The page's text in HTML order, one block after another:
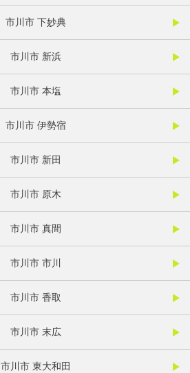
市川市 下妙典
市川市 新浜
市川市 本塩
市川市 伊勢宿
市川市 新田
市川市 原木
市川市 真間
市川市 市川
市川市 香取
市川市 末広
市川市 東大和田